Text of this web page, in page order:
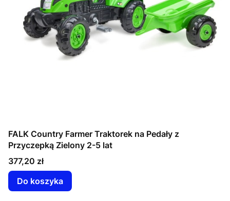
FALK Country Farmer Traktorek na Pedały z
Przyczepką Zielony 2-5 lat
Cena
377,20 zł
Do koszyka